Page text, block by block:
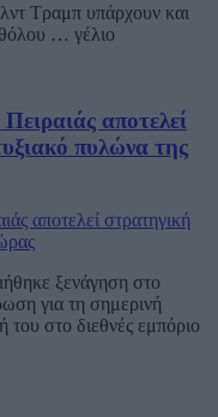
Τραμπ υπάρχουν και
… γέλιο
αποτελεί
πυλώνα της
ξενάγηση στο
για τη σημερινή
του στο διεθνές εμπόριο